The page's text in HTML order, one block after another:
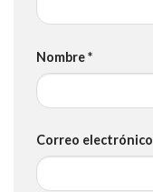
Nombre*
Correo electrónico